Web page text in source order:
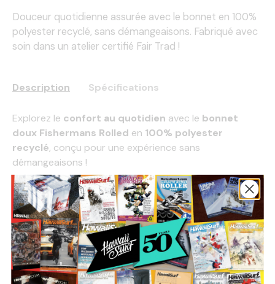
Douceur quotidienne assurée avec le bonnet en 100%
polyester recyclé, sans démangeaisons. Fabriqué avec
soin dans un atelier certifié Fair Trad !
Description Spécifications
Explorez le confort au quotidien avec le bonnet
doux Fishermans Rolled en 100% polyester
recyclé, conçu pour une expérience sans
démangeaisons !
Fabriqué avec soin dans unatelier certifié Fair Trade
Certified™, ce modèle alliestyleetéco-
responsabilité. Adoptez la chaleur tout en soutenant
des pratiques éthiques !
Bords côtelés;Bords côtelés qui retiennent la
chaleur et offrent une excellente tenue